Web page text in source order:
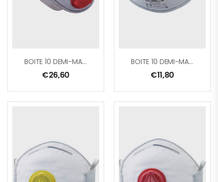
BOITE 10 DEMI-MASQUES JETABLES FFP3W PLIABLES 4 VOLETS AVEC VALVE – POUR VAPEURS ORGANIQUES
€26,60
BOITE 10 DEMI-MASQUES JETABLES MOULES FFP1 AVEC VALVE
€11,80